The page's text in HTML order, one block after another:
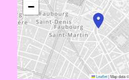
−
Leaflet|Map data ©